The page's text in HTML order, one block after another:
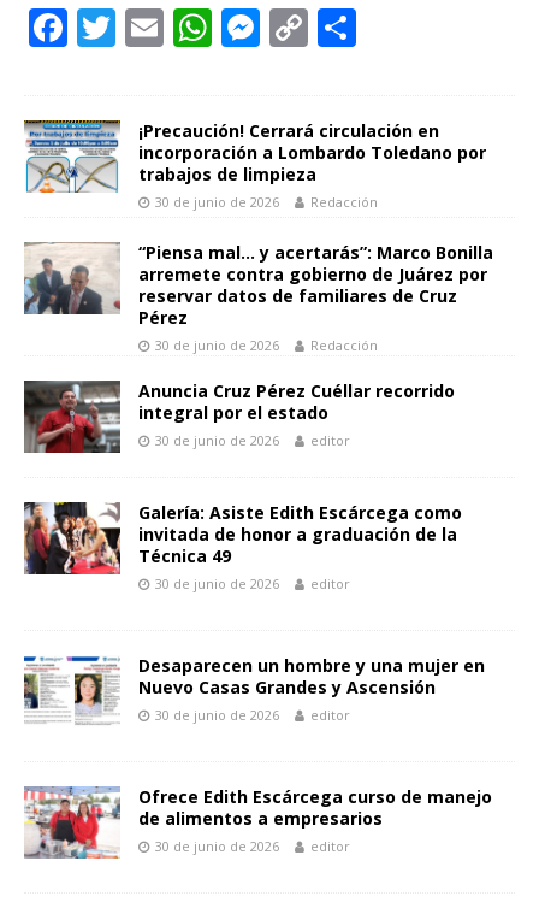
F
b
o
k
T
er
E
l
W
s
A
p
p
M
e
n
g
er
C
y
Li
n
k
p
ti
r
¡Precaución! Cerrará circulación en
incorporación a Lombardo Toledano por
trabajos de limpieza
30 de junio de 2026 Redacción
“Piensa mal… y acertarás”: Marco Bonilla
arremete contra gobierno de Juárez por
reservar datos de familiares de Cruz
Pérez
30 de junio de 2026 Redacción
Anuncia Cruz Pérez Cuéllar recorrido
integral por el estado
30 de junio de 2026 editor
Galería: Asiste Edith Escárcega como
invitada de honor a graduación de la
Técnica 49
30 de junio de 2026 editor
Desaparecen un hombre y una mujer en
Nuevo Casas Grandes y Ascensión
30 de junio de 2026 editor
Ofrece Edith Escárcega curso de manejo
de alimentos a empresarios
30 de junio de 2026 editor